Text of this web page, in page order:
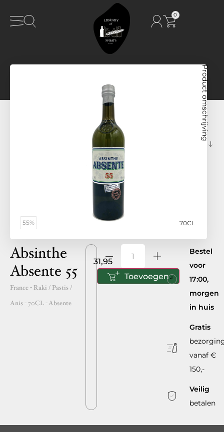
0
55% 70CL
Product omschrijving
Absinthe
Absente 55
France- Raki / Pastis /
Anis -70CL-Absente
31,95
Toevoegen
Bestel
voor
17:00,
morgen
in huis
Gratis
vanaf €
150,-
Veilig
betalen